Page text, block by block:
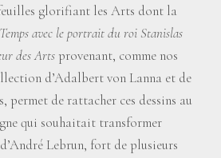
glorifiant les Arts dont la
avec le portrait du roi Stanislas
des Arts provenant, comme nos
d’Adalbert von Lanna et de
permet de rattacher ces dessins au
qui souhaitait transformer
Lebrun, fort de plusieurs